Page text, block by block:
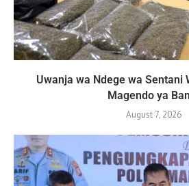
Uwanja wa Ndege wa Sentani
Magendo ya
August 7, 2026